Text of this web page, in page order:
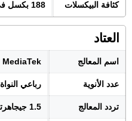
كثافة البيكسلات 188 بكسل في كل إنش
العتاد
اسم المعالج MediaTek
عدد الأنوية رباعي النواة
تردد المعالج 1.5 جيجاهرتز